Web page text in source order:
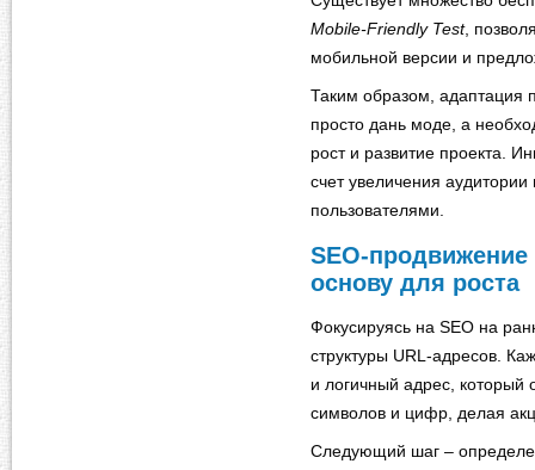
Mobile-Friendly Test,
мобильной версии и
Таким образом, адаптация
просто дань моде, а
рост и развитие проекта.
счет увеличения
пользователями.
SEO-продвижение
основу для роста
Фокусируясь на SEO на
структуры URL-адресов.
и логичный адрес, который
символов и цифр, делая
Следующий шаг –